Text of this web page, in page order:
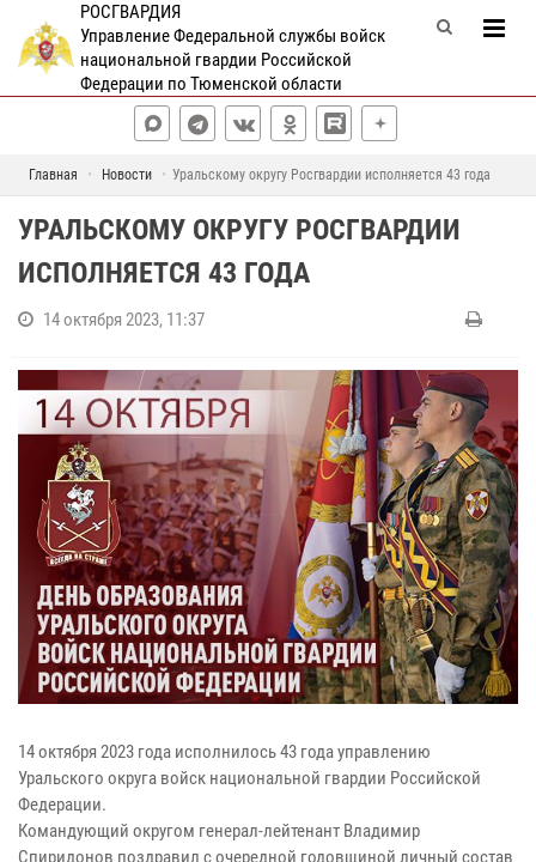
РОСГВАРДИЯ
Управление Федеральной службы войск
национальной гвардии Российской
Федерации по Тюменской области
Главная Новости Уральскому округу Росгвардии исполняется 43 года
УРАЛЬСКОМУ ОКРУГУ РОСГВАРДИИ
ИСПОЛНЯЕТСЯ 43 ГОДА
14 октября 2023, 11:37
14 октября 2023 года исполнилось 43 года управлению
Уральского округа войск национальной гвардии Российской
Федерации.
Командующий округом генерал-лейтенант Владимир
Спиридонов поздравил с очередной годовщиной личный состав